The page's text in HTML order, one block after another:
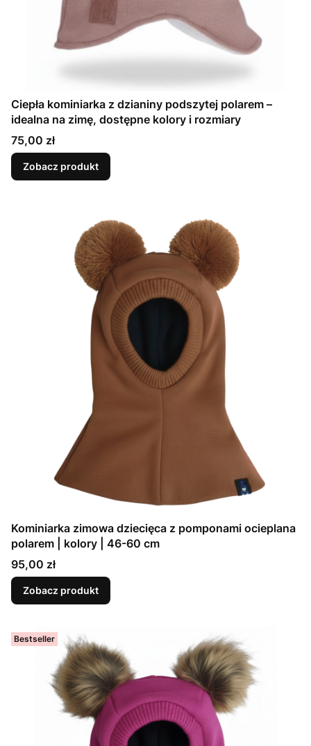
Ciepła kominiarka z dzianiny podszytej polarem –
idealna na zimę, dostępne kolory i rozmiary
Cena
75,00 zł
Zobacz produkt
Kominiarka zimowa dziecięca z pomponami ocieplana
polarem | kolory | 46-60 cm
Cena
95,00 zł
Zobacz produkt
Bestseller